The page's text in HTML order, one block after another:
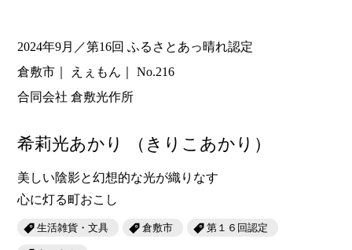
2024年9月／第16回 ふるさとあっ晴れ認定
倉敷市
えぇもん
No.216
合同会社 倉敷光作所
希莉光あかり （きりこあかり）
美しい陰影と幻想的な光が織りなす
心に灯る町おこし
生活雑貨・文具 倉敷市 第１６回認定